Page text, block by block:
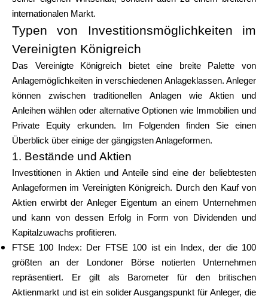
internationalen Markt.
Typen von Investitionsmöglichkeiten im
Vereinigten Königreich
Das Vereinigte Königreich bietet eine breite Palette von
Anlagemöglichkeiten in verschiedenen Anlageklassen. Anleger
können zwischen traditionellen Anlagen wie Aktien und
Anleihen wählen oder alternative Optionen wie Immobilien und
Private Equity erkunden. Im Folgenden finden Sie einen
Überblick über einige der gängigsten Anlageformen.
1. Bestände und Aktien
Investitionen in Aktien und Anteile sind eine der beliebtesten
Anlageformen im Vereinigten Königreich. Durch den Kauf von
Aktien erwirbt der Anleger Eigentum an einem Unternehmen
und kann von dessen Erfolg in Form von Dividenden und
Kapitalzuwachs profitieren.
FTSE 100 Index: Der FTSE 100 ist ein Index, der die 100
größten an der Londoner Börse notierten Unternehmen
repräsentiert. Er gilt als Barometer für den britischen
Aktienmarkt und ist ein solider Ausgangspunkt für Anleger, die